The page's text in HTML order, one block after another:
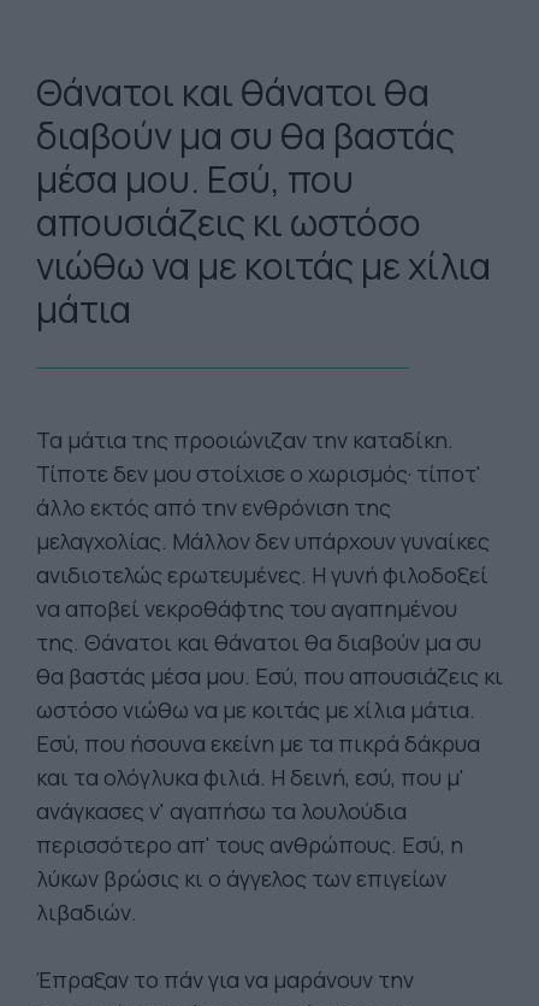
Θάνατοι και θάνατοι θα
διαβούν μα συ θα βαστάς
μέσα μου. Εσύ, που
απουσιάζεις κι ωστόσο
νιώθω να με κοιτάς με χίλια
μάτια
Τα μάτια της προοιώνιζαν την καταδίκη.
Τίποτε δεν μου στοίχισε ο χωρισμός· τίποτ'
άλλο εκτός από την ενθρόνιση της
μελαγχολίας. Μάλλον δεν υπάρχουν γυναίκες
ανιδιοτελώς ερωτευμένες. Η γυνή φιλοδοξεί
να αποβεί νεκροθάφτης του αγαπημένου
της. Θάνατοι και θάνατοι θα διαβούν μα συ
θα βαστάς μέσα μου. Εσύ, που απουσιάζεις κι
ωστόσο νιώθω να με κοιτάς με χίλια μάτια.
Εσύ, που ήσουνα εκείνη με τα πικρά δάκρυα
και τα ολόγλυκα φιλιά. Η δεινή, εσύ, που μ'
ανάγκασες ν' αγαπήσω τα λουλούδια
περισσότερο απ' τους ανθρώπους. Εσύ, η
λύκων βρώσις κι ο άγγελος των επιγείων
λιβαδιών.
Έπραξαν το πάν για να μαράνουν την